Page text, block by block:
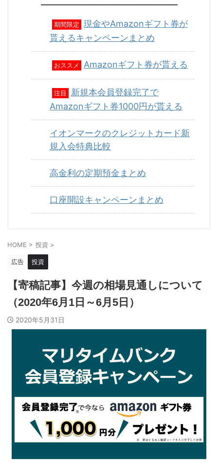
期間限定
現金やAmazonギフト券が
貰えるキャンペーンまとめ
おススメ Amazonギフト券が貰える
注目
新規本会員登録完了で
Amazonギフト券1000円が貰える
イオンマークのクレジットカード新
規入会特典比較
高金利の定期預金まとめ
口座開設キャンペーンまとめ
HOME > 投資 >
広告 投資
【寄稿記事】今週の相場見通しについて
（2020年6月1日～6月5日）
2020年5月31日